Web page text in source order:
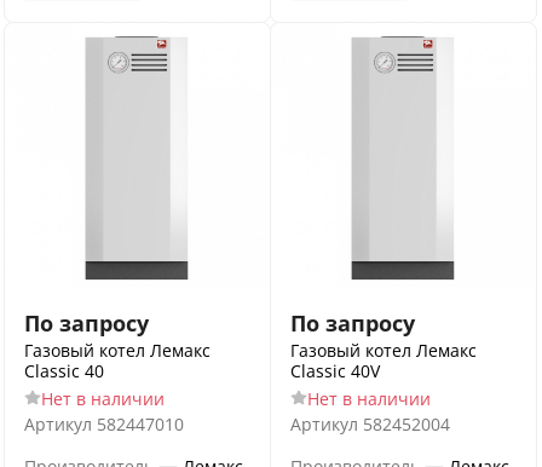
По запросу
Газовый котел Лемакс
Classic 40
Нет в наличии
Артикул 582447010
По запросу
Газовый котел Лемакс
Classic 40V
Нет в наличии
Артикул 582452004